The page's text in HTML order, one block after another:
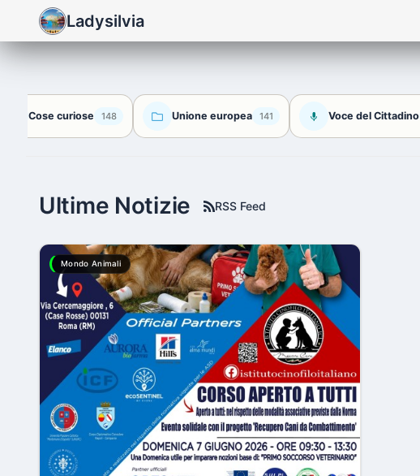
Ladysilvia
Cose curiose 148 Unione europea 141 Voce del Cittadino
Ultime Notizie RSS Feed
Mondo Animali